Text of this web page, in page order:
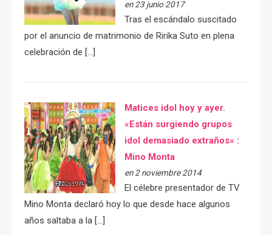
en 23 junio 2017
Tras el escándalo suscitado
por el anuncio de matrimonio de Ririka Suto en plena
celebración de […]
Matices idol hoy y ayer.
«Están surgiendo grupos
idol demasiado extraños» :
Mino Monta
en 2 noviembre 2014
El célebre presentador de TV
Mino Monta declaró hoy lo que desde hace algunos
años saltaba a la […]